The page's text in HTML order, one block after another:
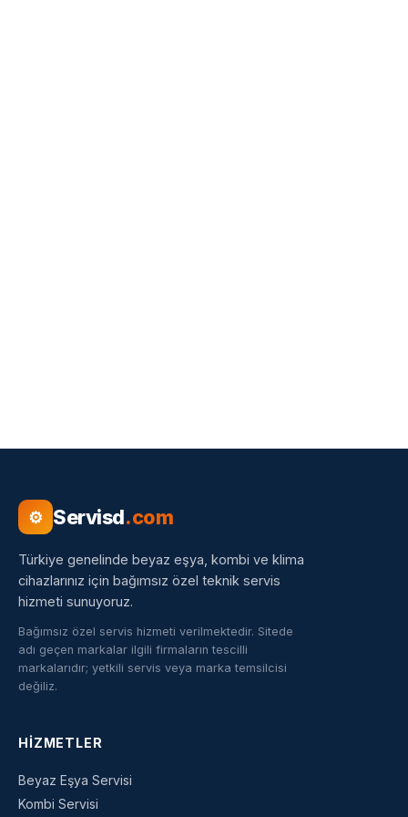
⚙ Servisd.com
Türkiye genelinde beyaz eşya, kombi ve klima
cihazlarınız için bağımsız özel teknik servis
hizmeti sunuyoruz.
Bağımsız özel servis hizmeti verilmektedir. Sitede
adı geçen markalar ilgili firmaların tescilli
markalarıdır; yetkili servis veya marka temsilcisi
değiliz.
HIZMETLER
Beyaz Eşya Servisi
Kombi Servisi